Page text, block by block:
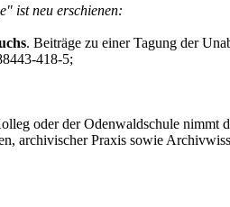
ist neu erschienen:
. Beiträge zu einer Tagung der
418-5;
oder der Odenwaldschule nimmt
archivischer Praxis sowie